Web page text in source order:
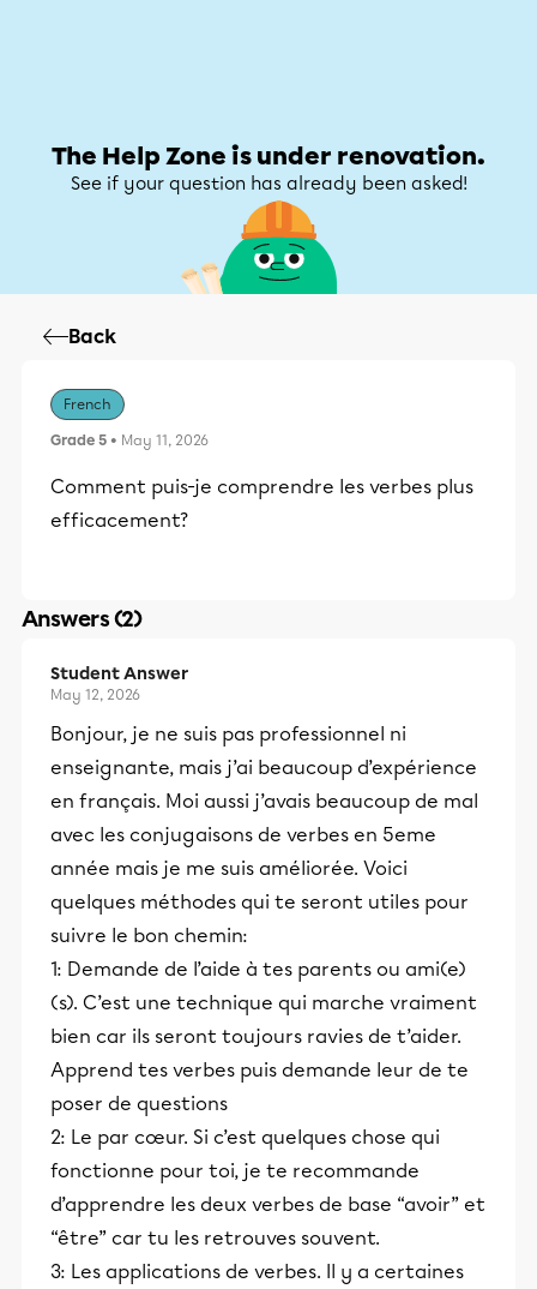
The Help Zone is under renovation.
See if your question has already been asked!
Back
French
Grade 5 • May 11, 2026
Comment puis-je comprendre les verbes plus
efficacement?
Answers (2)
Student Answer
May 12, 2026
Bonjour, je ne suis pas professionnel ni
enseignante, mais j’ai beaucoup d’expérience
en français. Moi aussi j’avais beaucoup de mal
avec les conjugaisons de verbes en 5eme
année mais je me suis améliorée. Voici
quelques méthodes qui te seront utiles pour
suivre le bon chemin:
1: Demande de l’aide à tes parents ou ami(e)
(s). C’est une technique qui marche vraiment
bien car ils seront toujours ravies de t’aider.
Apprend tes verbes puis demande leur de te
poser de questions
2: Le par cœur. Si c’est quelques chose qui
fonctionne pour toi, je te recommande
d’apprendre les deux verbes de base “avoir” et
“être” car tu les retrouves souvent.
3: Les applications de verbes. Il y a certaines